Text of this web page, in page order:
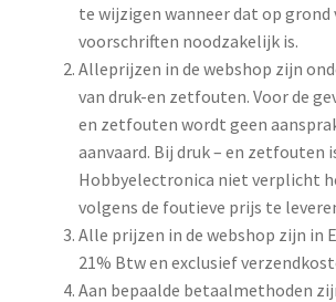
te wijzigen wanneer dat op
voorschriften noodzakelijk is.
Alleprijzen in de webshop zijn
van druk-en zetfouten. Voor de
en zetfouten wordt geen
aanvaard. Bij druk – en zetfouten
Hobbyelectronica niet verplicht
volgens de foutieve prijs te
Alle prijzen in de webshop zijn in
21% Btw en exclusief
Aan bepaalde betaalmethoden